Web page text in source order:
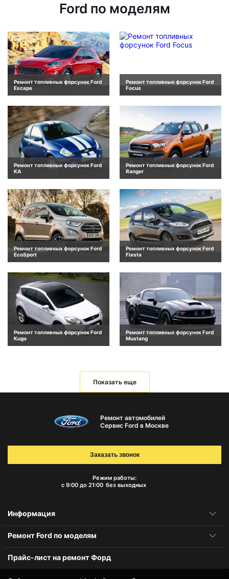
Ford по моделям
Ремонт топливных форсунок Ford
Escape
Ремонт топливных форсунок Ford
Focus
Ремонт топливных форсунок Ford
KA
Ремонт топливных форсунок Ford
Ranger
Ремонт топливных форсунок Ford
EcoSport
Ремонт топливных форсунок Ford
Fiesta
Ремонт топливных форсунок Ford
Kuga
Ремонт топливных форсунок Ford
Mustang
Показать еще
Ремонт автомобилей
Сервис Ford в Москве
Режим работы:
с 9:00 до 21:00 без выходных
Заказать звонок
Информация
Ремонт Ford по моделям
Прайс-лист на ремонт Форд